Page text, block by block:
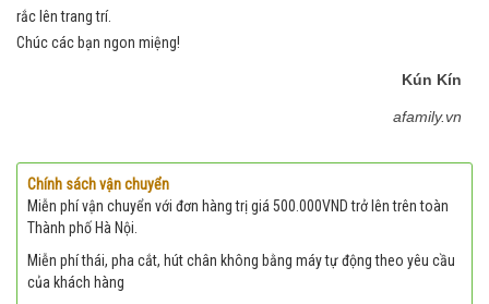
rắc lên trang trí.
Chúc các bạn ngon miệng!
Kún Kín
afamily.vn
Chính sách vận chuyển
Miễn phí vận chuyển với đơn hàng trị giá 500.000VND trở lên trên toàn
Thành phố Hà Nội.
Miễn phí thái, pha cắt, hút chân không bằng máy tự động theo yêu cầu
của khách hàng